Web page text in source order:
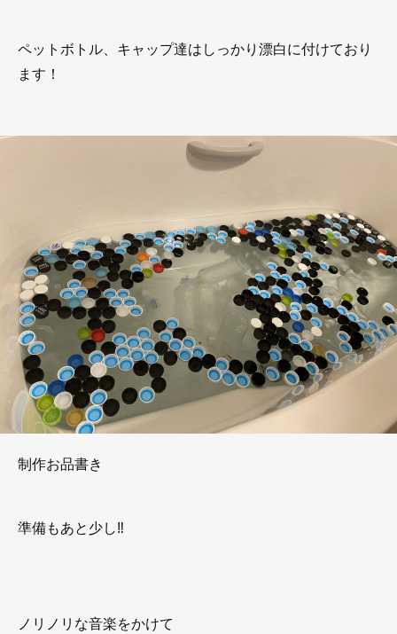
ペットボトル、キャップ達はしっかり漂白に付けており
ます！
制作お品書き
準備もあと少し‼️
ノリノリな音楽をかけて